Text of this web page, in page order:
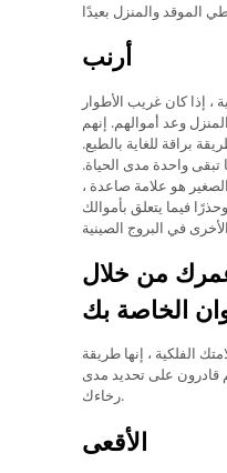
أرنب
، إذا كان غريب الأطوار
وعد أموالهم. إنهم
براقة للغاية بالطبع.
تبقى واحدة مدى الحياة.
هو علامة صاعدة ،
فيما يتعلق بأموالك
عمرك من خلال
الخاصة بك
الفلكية ، إنها طريقة
قادرون على تحديد مدى
رخاءك.
الأقعى